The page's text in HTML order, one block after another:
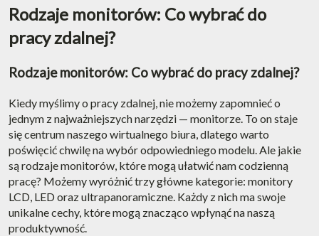
Rodzaje monitorów: Co wybrać do
pracy zdalnej?
Rodzaje monitorów: Co wybrać do pracy zdalnej?
Kiedy myślimy o pracy zdalnej, nie możemy zapomnieć o
jednym z najważniejszych narzędzi — monitorze. To on staje
się centrum naszego wirtualnego biura, dlatego warto
poświęcić chwilę na wybór odpowiedniego modelu. Ale jakie
są rodzaje monitorów, które mogą ułatwić nam codzienną
pracę? Możemy wyróżnić trzy główne kategorie: monitory
LCD, LED oraz ultrapanoramiczne. Każdy z nich ma swoje
unikalne cechy, które mogą znacząco wpłynąć na naszą
produktywność.